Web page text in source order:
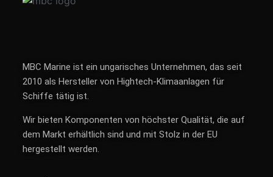
MBC Marine ist ein ungarisches Unternehmen, das seit
2010 als Hersteller von Hightech-Klimaanlagen für
Schiffe tätig ist.
Wir bieten Komponenten von höchster Qualität, die auf
dem Markt erhältlich sind und mit Stolz in der EU
hergestellt werden.